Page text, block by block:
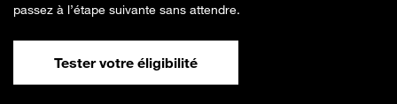
passez à l’étape suivante sans attendre.
Tester votre éligibilité